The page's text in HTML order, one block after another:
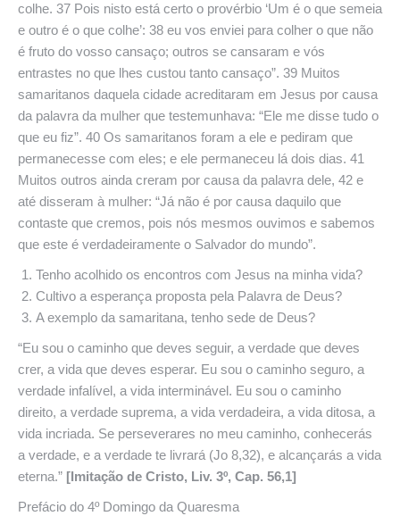
colhe. 37 Pois nisto está certo o provérbio ‘Um é o que semeia
e outro é o que colhe’: 38 eu vos enviei para colher o que não
é fruto do vosso cansaço; outros se cansaram e vós
entrastes no que lhes custou tanto cansaço”. 39 Muitos
samaritanos daquela cidade acreditaram em Jesus por causa
da palavra da mulher que testemunhava: “Ele me disse tudo o
que eu fiz”. 40 Os samaritanos foram a ele e pediram que
permanecesse com eles; e ele permaneceu lá dois dias. 41
Muitos outros ainda creram por causa da palavra dele, 42 e
até disseram à mulher: “Já não é por causa daquilo que
contaste que cremos, pois nós mesmos ouvimos e sabemos
que este é verdadeiramente o Salvador do mundo”.
Tenho acolhido os encontros com Jesus na minha vida?
Cultivo a esperança proposta pela Palavra de Deus?
A exemplo da samaritana, tenho sede de Deus?
“Eu sou o caminho que deves seguir, a verdade que deves
crer, a vida que deves esperar. Eu sou o caminho seguro, a
verdade infalível, a vida interminável. Eu sou o caminho
direito, a verdade suprema, a vida verdadeira, a vida ditosa, a
vida incriada. Se perseverares no meu caminho, conhecerás
a verdade, e a verdade te livrará (Jo 8,32), e alcançarás a vida
eterna.” [Imitação de Cristo, Liv. 3º, Cap. 56,1]
Prefácio do 4º Domingo da Quaresma